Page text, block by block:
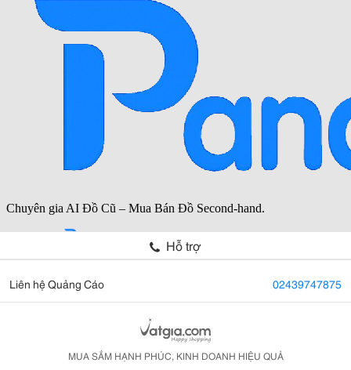
Hỗ trợ
Liên hệ Quảng Cáo 02439747875
MUA SẮM HẠNH PHÚC, KINH DOANH HIỆU QUẢ